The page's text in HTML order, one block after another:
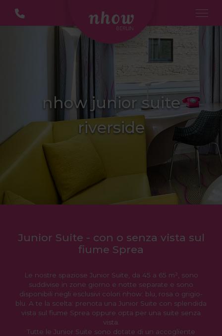
nhow junior suite
riverside
Junior Suite - con o senza vista sul
fiume Sprea
Le nostre spaziose Junior Suite, da 45 a 65 m², sono
suddivise in zone giorno e notte separate e sono
disponibili negli esclusivi colori nhow: blu, rosa o grigio-
blu. A te la scelta: prenota una Junior Suite con splendida
vista sul fiume Sprea oppure opta per una suite senza
vista.
Tutte le Junior Suite sono dotate di un accogliente